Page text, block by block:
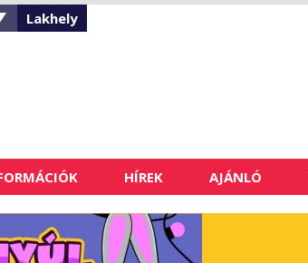
Lakhely
HÍREK AJÁNLÓ